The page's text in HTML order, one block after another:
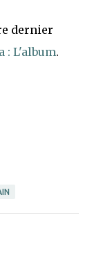
dernier
: L'album.